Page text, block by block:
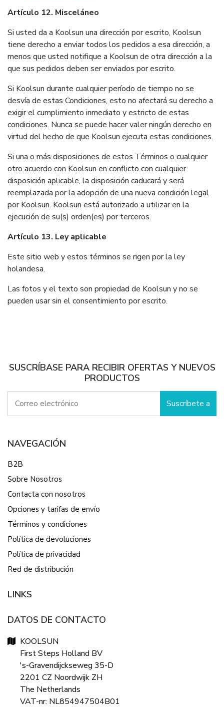
Artículo 12. Misceláneo
Si usted da a Koolsun una dirección por escrito, Koolsun
tiene derecho a enviar todos los pedidos a esa dirección, a
menos que usted notifique a Koolsun de otra dirección a la
que sus pedidos deben ser enviados por escrito.
Si Koolsun durante cualquier período de tiempo no se
desvía de estas Condiciones, esto no afectará su derecho a
exigir el cumplimiento inmediato y estricto de estas
condiciones. Nunca se puede hacer valer ningún derecho en
virtud del hecho de que Koolsun ejecuta estas condiciones.
Si una o más disposiciones de estos Términos o cualquier
otro acuerdo con Koolsun en conflicto con cualquier
disposición aplicable, la disposición caducará y será
reemplazada por la adopción de una nueva condición legal
por Koolsun. Koolsun está autorizado a utilizar en la
ejecución de su(s) orden(es) por terceros.
Artículo 13. Ley aplicable
Este sitio web y estos términos se rigen por la ley
holandesa.
Las fotos y el texto son propiedad de Koolsun y no se
pueden usar sin el consentimiento por escrito.
SUSCRÍBASE PARA RECIBIR OFERTAS Y NUEVOS
PRODUCTOS
Suscríbete a
NAVEGACIÓN
B2B
Sobre Nosotros
Contacta con nosotros
Opciones y tarifas de envío
Términos y condiciones
Política de devoluciones
Política de privacidad
Red de distribución
LINKS
DATOS DE CONTACTO
KOOLSUN
First Steps Holland BV
's-Gravendijckseweg 35-D
2201 CZ Noordwijk ZH
The Netherlands
VAT-nr: NL854947504B01